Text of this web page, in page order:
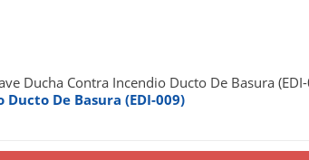
De Basura (EDI-009)